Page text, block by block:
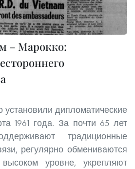
– Марокко:
установили дипломатические
1961 года. За почти 65 лет
традиционные
регулярно обмениваются
уровне, укрепляют